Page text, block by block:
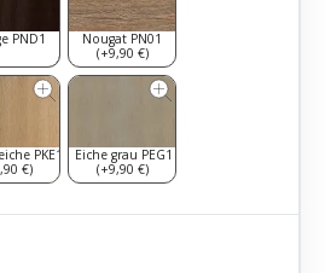
PND1
Nougat PN01
(+9,90 €)
PKE1
€)
Eiche grau PEG1
(+9,90 €)